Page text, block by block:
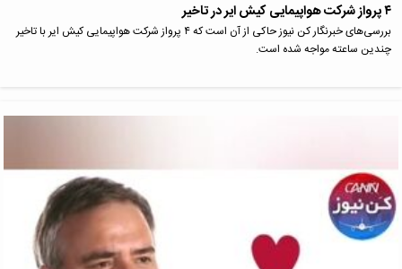
۴ پرواز شرکت هواپیمایی کیش ایر در تاخیر
بررسی‌های خبرنگار کن نیوز حاکی از آن است که ۴ پرواز شرکت هواپیمایی کیش ایر با تاخیر
چندین ساعته مواجه شده است.